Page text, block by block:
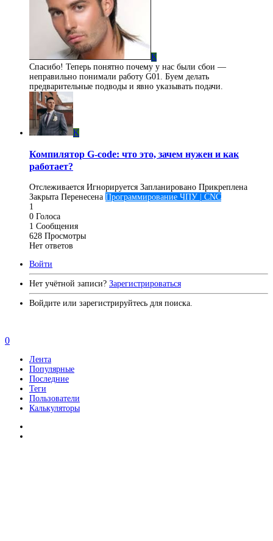
К
Спасибо! Теперь понятно почему у нас были сбои —
неправильно понимали работу G01. Буем делать
предварительные подводы и явно указывать подачи.
K
Компилятор G-code: что это, зачем нужен и как
работает?
Отслеживается Игнорируется Запланировано Прикреплена
Закрыта Перенесена Программирование ЧПУ | CNC
1
0 Голоса
1 Сообщения
628 Просмотры
Нет ответов
Войти
Нет учётной записи? Зарегистрироваться
Войдите или зарегистрируйтесь для поиска.
0
Лента
Популярные
Последние
Теги
Пользователи
Калькуляторы